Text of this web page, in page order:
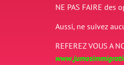
NE PAS FAIRE des
Aussi, ne suivez
REFEREZ VOUS A